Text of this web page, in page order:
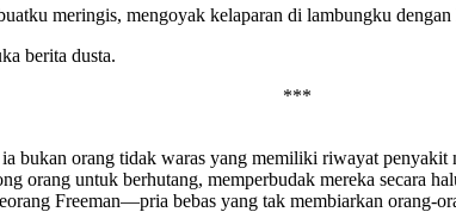
meringis, mengoyak kelaparan di lambungku
berita dusta.
***
bukan orang tidak waras yang memiliki riwayat
orang untuk berhutang, memperbudak mereka secara
Freeman—pria bebas yang tak membiarkan orang-